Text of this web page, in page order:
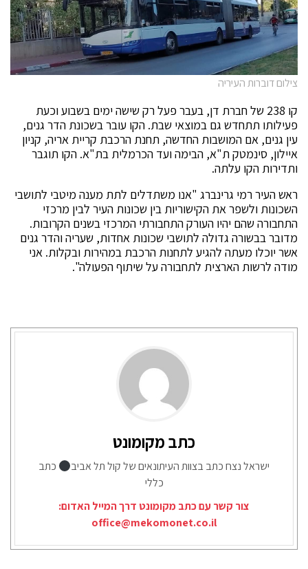
צילום דוברות העיריה
קו 238 של חברת דן, בעבר פעל רק שישה ימים בשבוע וכעת
פעילותו תתחדש גם במוצאי שבת. הקו עובר בשכונת הדר גנים,
עין גנים, אם המושבות החדשה, תחנת הרכבת קריית אריה, קניון
איילון, סינמטק ת"א, הבימה ועד הכרמלית בת"א. הקו תוגבר
ותדירות הקו עלתה.
ראש העיר רמי גרינברג "אנו משתדלים לתת מענה מיטבי לתושבי
השכונות ולשפר את הקישוריות בין שכונות העיר לבין מרכזי
התחבורה שהם יהיו העורק התחבורתי המרכזי בשנים הקרובות.
מדובר בבשורה גדולה לתושבי שכונות אחדות, שעריה והדר גנים
אשר יוכלו מעתה להגיע לתחנות הרכבת במהירות ובקלות. אני
מודה לרשות הארצית לתחבורה על שיתוף הפעולה".
כתב מקומונט
ישראל נצח כתב בצוות העיתונאים של קול תל אביב
כתב
כללי
צור קשר עם כתב מקומונט דרך המייל האדום:
office@mekomonet.co.il